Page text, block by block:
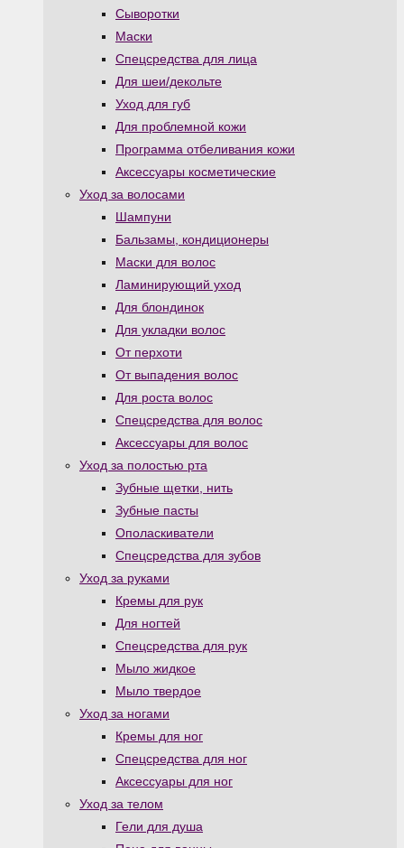
Сыворотки
Маски
Спецсредства для лица
Для шеи/декольте
Уход для губ
Для проблемной кожи
Программа отбеливания кожи
Аксессуары косметические
Уход за волосами
Шампуни
Бальзамы, кондиционеры
Маски для волос
Ламинирующий уход
Для блондинок
Для укладки волос
От перхоти
От выпадения волос
Для роста волос
Спецсредства для волос
Аксессуары для волос
Уход за полостью рта
Зубные щетки, нить
Зубные пасты
Ополаскиватели
Спецсредства для зубов
Уход за руками
Кремы для рук
Для ногтей
Спецсредства для рук
Мыло жидкое
Мыло твердое
Уход за ногами
Кремы для ног
Спецсредства для ног
Аксессуары для ног
Уход за телом
Гели для душа